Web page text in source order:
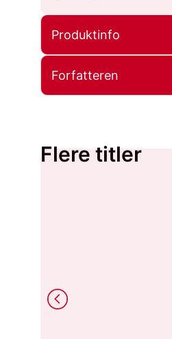
Produktinfo
Forfatteren
Flere titler